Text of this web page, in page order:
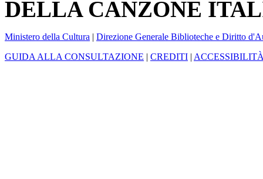
DELLA CANZONE
Ministero della Cultura | Direzione Generale Biblioteche e Diritto
GUIDA ALLA CONSULTAZIONE | CREDITI |